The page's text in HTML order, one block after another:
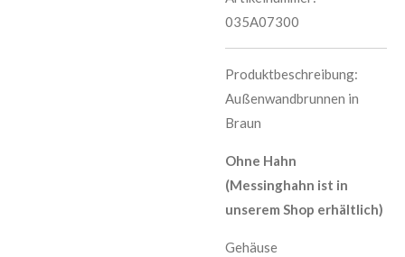
035A07300
Produktbeschreibung:
Außenwandbrunnen in
Braun
Ohne Hahn
(Messinghahn ist in
unserem Shop erhältlich)
Gehäuse